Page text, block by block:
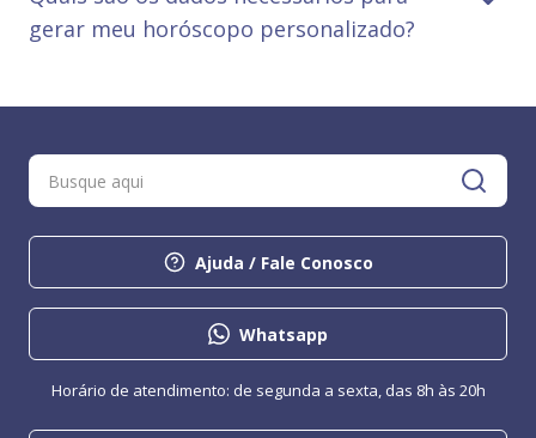
gerar meu horóscopo personalizado?
Ajuda / Fale Conosco
Whatsapp
Horário de atendimento: de segunda a sexta, das 8h às 20h